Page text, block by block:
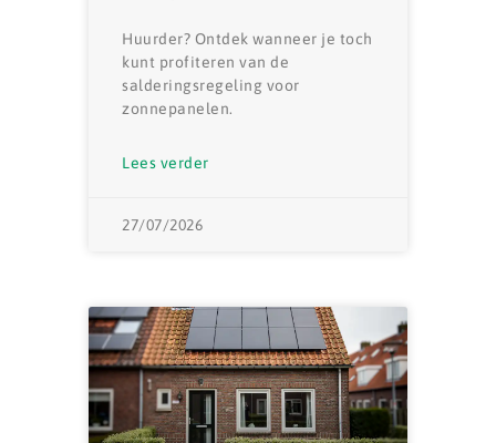
Huurder? Ontdek wanneer je toch
kunt profiteren van de
salderingsregeling voor
zonnepanelen.
Lees verder
27/07/2026